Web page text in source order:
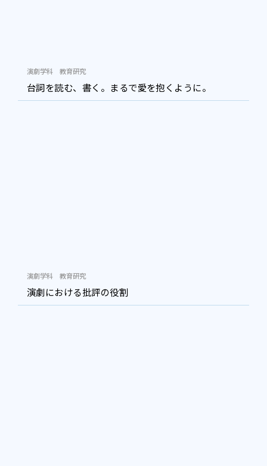
演劇学科 教育研究
台詞を読む、書く。まるで愛を抱くように。
演劇学科 教育研究
演劇における批評の役割